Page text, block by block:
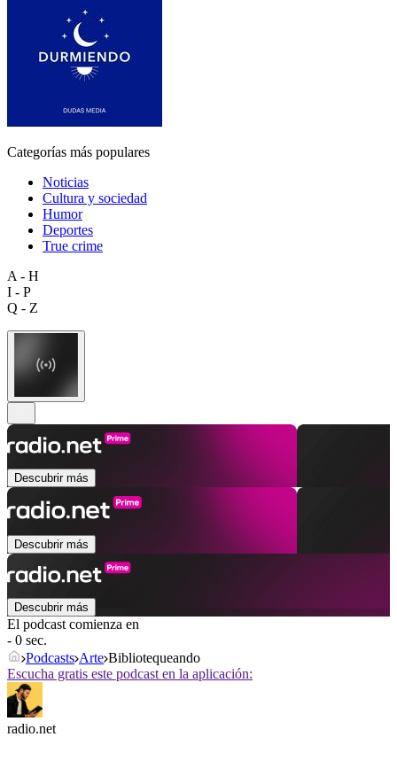
Categorías más populares
Noticias
Cultura y sociedad
Humor
Deportes
True crime
A - H
I - P
Q - Z
Descubrir más
Descubrir más
Descubrir más
El podcast comienza en
- 0 sec.
Podcasts Arte Bibliotequeando
Escucha gratis este podcast en la aplicación:
radio.net